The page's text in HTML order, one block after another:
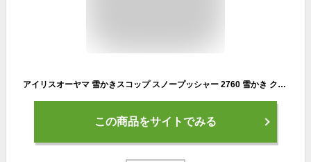
アイリスオーヤマ 雪かきスコップ スノープッシャー 2760 雪かき クリアブラウン 奥行13.5×高さ125×幅90cm
この商品をサイトでみる